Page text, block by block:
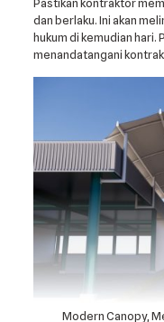
Pastikan kontraktor
dan berlaku. Ini akan
hukum di kemudian
menandatangani
Modern Canopy,